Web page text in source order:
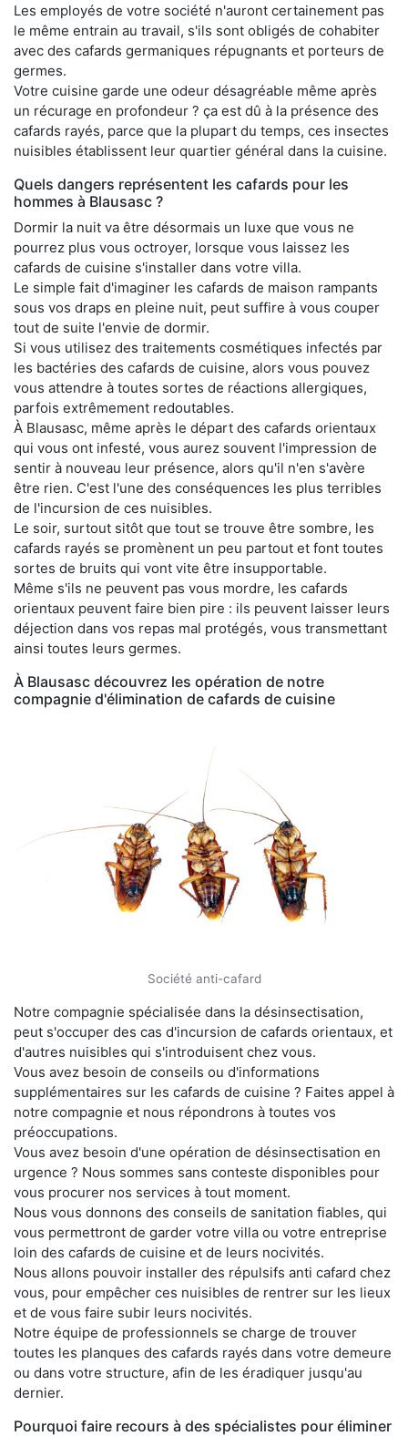
Les employés de votre société n'auront certainement pas
le même entrain au travail, s'ils sont obligés de cohabiter
avec des cafards germaniques répugnants et porteurs de
germes.
Votre cuisine garde une odeur désagréable même après
un récurage en profondeur ? ça est dû à la présence des
cafards rayés, parce que la plupart du temps, ces insectes
nuisibles établissent leur quartier général dans la cuisine.
Quels dangers représentent les cafards pour les
hommes à Blausasc ?
Dormir la nuit va être désormais un luxe que vous ne
pourrez plus vous octroyer, lorsque vous laissez les
cafards de cuisine s'installer dans votre villa.
Le simple fait d'imaginer les cafards de maison rampants
sous vos draps en pleine nuit, peut suffire à vous couper
tout de suite l'envie de dormir.
Si vous utilisez des traitements cosmétiques infectés par
les bactéries des cafards de cuisine, alors vous pouvez
vous attendre à toutes sortes de réactions allergiques,
parfois extrêmement redoutables.
À Blausasc, même après le départ des cafards orientaux
qui vous ont infesté, vous aurez souvent l'impression de
sentir à nouveau leur présence, alors qu'il n'en s'avère
être rien. C'est l'une des conséquences les plus terribles
de l'incursion de ces nuisibles.
Le soir, surtout sitôt que tout se trouve être sombre, les
cafards rayés se promènent un peu partout et font toutes
sortes de bruits qui vont vite être insupportable.
Même s'ils ne peuvent pas vous mordre, les cafards
orientaux peuvent faire bien pire : ils peuvent laisser leurs
déjection dans vos repas mal protégés, vous transmettant
ainsi toutes leurs germes.
À Blausasc découvrez les opération de notre
compagnie d'élimination de cafards de cuisine
Société anti-cafard
Notre compagnie spécialisée dans la désinsectisation,
peut s'occuper des cas d'incursion de cafards orientaux, et
d'autres nuisibles qui s'introduisent chez vous.
Vous avez besoin de conseils ou d'informations
supplémentaires sur les cafards de cuisine ? Faites appel à
notre compagnie et nous répondrons à toutes vos
préoccupations.
Vous avez besoin d'une opération de désinsectisation en
urgence ? Nous sommes sans conteste disponibles pour
vous procurer nos services à tout moment.
Nous vous donnons des conseils de sanitation fiables, qui
vous permettront de garder votre villa ou votre entreprise
loin des cafards de cuisine et de leurs nocivités.
Nous allons pouvoir installer des répulsifs anti cafard chez
vous, pour empêcher ces nuisibles de rentrer sur les lieux
et de vous faire subir leurs nocivités.
Notre équipe de professionnels se charge de trouver
toutes les planques des cafards rayés dans votre demeure
ou dans votre structure, afin de les éradiquer jusqu'au
dernier.
Pourquoi faire recours à des spécialistes pour éliminer